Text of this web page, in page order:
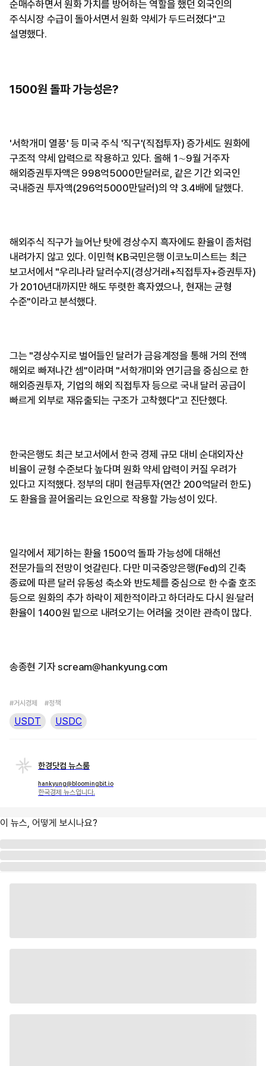
순매수하면서 원화 가치를 방어하는 역할을 했던 외국인의
주식시장 수급이 돌아서면서 원화 약세가 두드러졌다"고
설명했다.
1500원 돌파 가능성은?
'서학개미 열풍' 등 미국 주식 '직구'(직접투자) 증가세도 원화에
구조적 약세 압력으로 작용하고 있다. 올해 1∼9월 거주자
해외증권투자액은 998억5000만달러로, 같은 기간 외국인
국내증권 투자액(296억5000만달러)의 약 3.4배에 달했다.
해외주식 직구가 늘어난 탓에 경상수지 흑자에도 환율이 좀처럼
내려가지 않고 있다. 이민혁 KB국민은행 이코노미스트는 최근
보고서에서 "우리나라 달러수지(경상거래+직접투자+증권투자)
가 2010년대까지만 해도 뚜렷한 흑자였으나, 현재는 균형
수준"이라고 분석했다.
그는 "경상수지로 벌어들인 달러가 금융계정을 통해 거의 전액
해외로 빠져나간 셈"이라며 "서학개미와 연기금을 중심으로 한
해외증권투자, 기업의 해외 직접투자 등으로 국내 달러 공급이
빠르게 외부로 재유출되는 구조가 고착했다"고 진단했다.
한국은행도 최근 보고서에서 한국 경제 규모 대비 순대외자산
비율이 균형 수준보다 높다며 원화 약세 압력이 커질 우려가
있다고 지적했다. 정부의 대미 현금투자(연간 200억달러 한도)
도 환율을 끌어올리는 요인으로 작용할 가능성이 있다.
일각에서 제기하는 환율 1500억 돌파 가능성에 대해선
전문가들의 전망이 엇갈린다. 다만 미국중앙은행(Fed)의 긴축
종료에 따른 달러 유동성 축소와 반도체를 중심으로 한 수출 호조
등으로 원화의 추가 하락이 제한적이라고 하더라도 다시 원·달러
환율이 1400원 밑으로 내려오기는 어려울 것이란 관측이 많다.
송종현 기자 scream@hankyung.com
#거시경제 #정책
USDT USDC
한경닷컴 뉴스룸
hankyung@bloomingbit.io
한국경제 뉴스입니다.
이 뉴스, 어떻게 보시나요?